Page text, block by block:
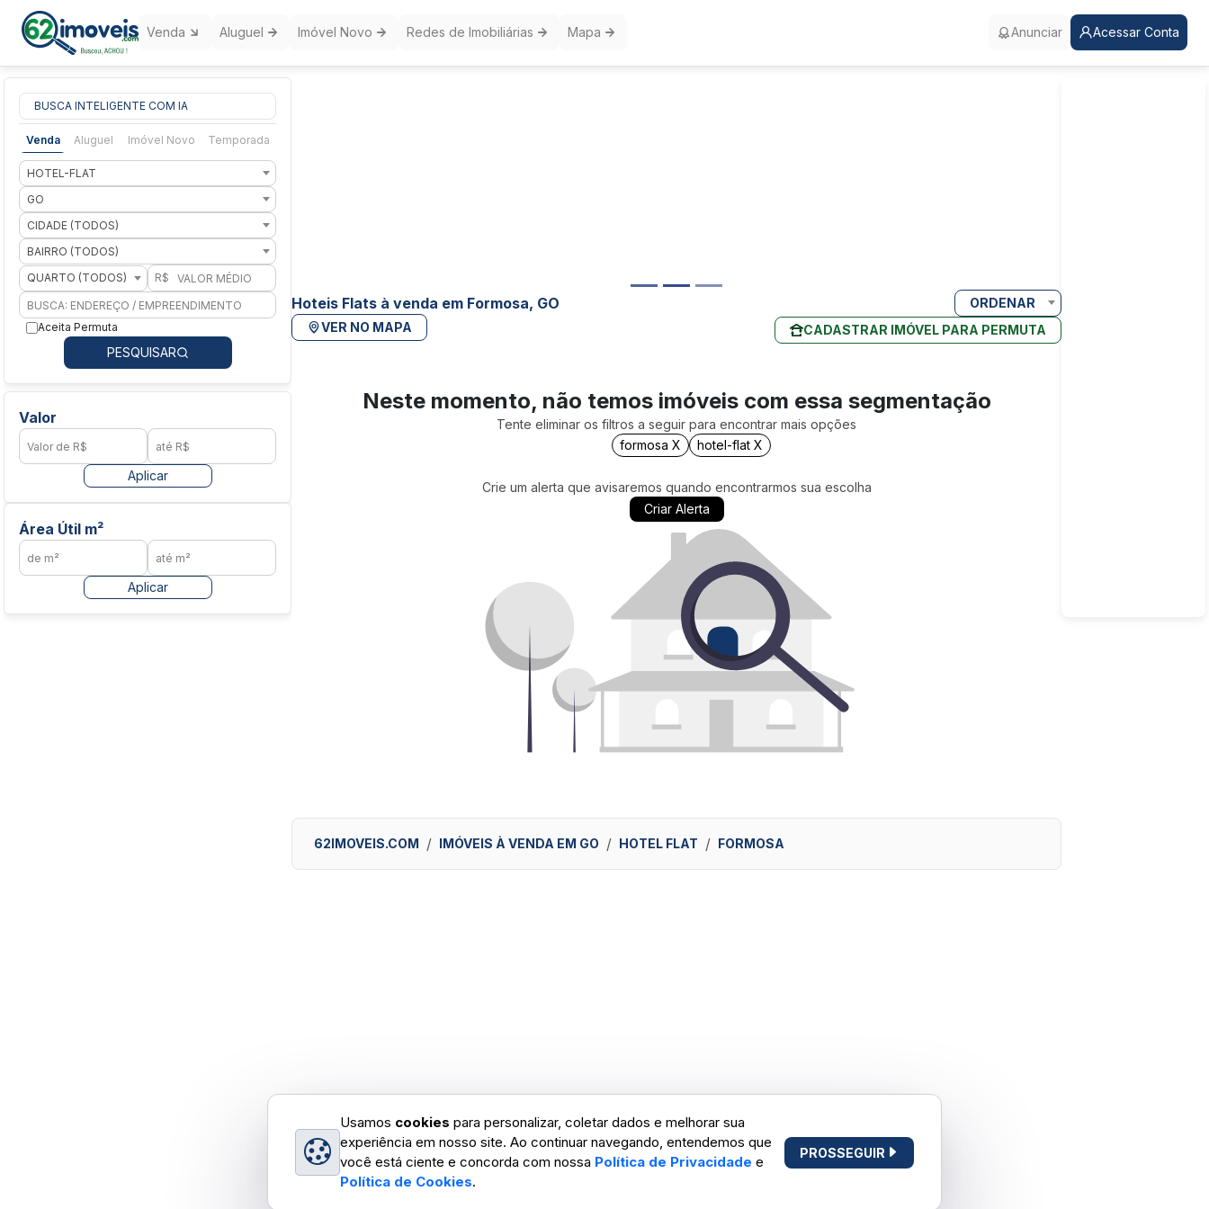
Venda Aluguel Imóvel Novo Redes de Imobiliárias Mapa Anunciar Acessar Conta
BUSCA INTELIGENTE COM IA
Venda Aluguel Imóvel Novo Temporada
HOTEL-FLAT
GO
CIDADE (TODOS)
BAIRRO (TODOS)
QUARTO (TODOS)
R$
Aceita Permuta
PESQUISAR
Valor
Aplicar
Área Útil m²
Aplicar
Hoteis Flats à venda em Formosa, GO
VER NO MAPA
ORDENAR
CADASTRAR IMÓVEL PARA PERMUTA
Neste momento, não temos imóveis com essa segmentação
Tente eliminar os filtros a seguir para encontrar mais opções
formosa X
hotel-flat X
Crie um alerta que avisaremos quando encontrarmos sua escolha
Criar Alerta
62IMOVEIS.COM IMÓVEIS À VENDA EM GO HOTEL FLAT FORMOSA
Usamos cookies para personalizar, coletar dados e melhorar sua
experiência em nosso site. Ao continuar navegando, entendemos que
você está ciente e concorda com nossa Política de Privacidade e
Política de Cookies.
PROSSEGUIR